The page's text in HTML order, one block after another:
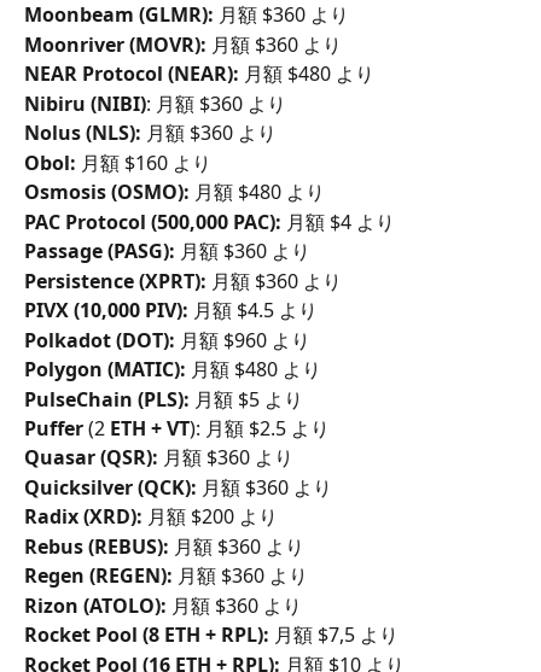
Moonbeam (GLMR): 月額 $360 より
Moonriver (MOVR): 月額 $360 より
NEAR Protocol (NEAR): 月額 $480 より
Nibiru (NIBI): 月額 $360 より
Nolus (NLS): 月額 $360 より
Obol: 月額 $160 より
Osmosis (OSMO): 月額 $480 より
PAC Protocol (500,000 PAC): 月額 $4 より
Passage (PASG): 月額 $360 より
Persistence (XPRT): 月額 $360 より
PIVX (10,000 PIV): 月額 $4.5 より
Polkadot (DOT): 月額 $960 より
Polygon (MATIC): 月額 $480 より
PulseChain (PLS): 月額 $5 より
Puffer (2 ETH + VT): 月額 $2.5 より
Quasar (QSR): 月額 $360 より
Quicksilver (QCK): 月額 $360 より
Radix (XRD): 月額 $200 より
Rebus (REBUS): 月額 $360 より
Regen (REGEN): 月額 $360 より
Rizon (ATOLO): 月額 $360 より
Rocket Pool (8 ETH + RPL): 月額 $7,5 より
Rocket Pool (16 ETH + RPL): 月額 $10 より